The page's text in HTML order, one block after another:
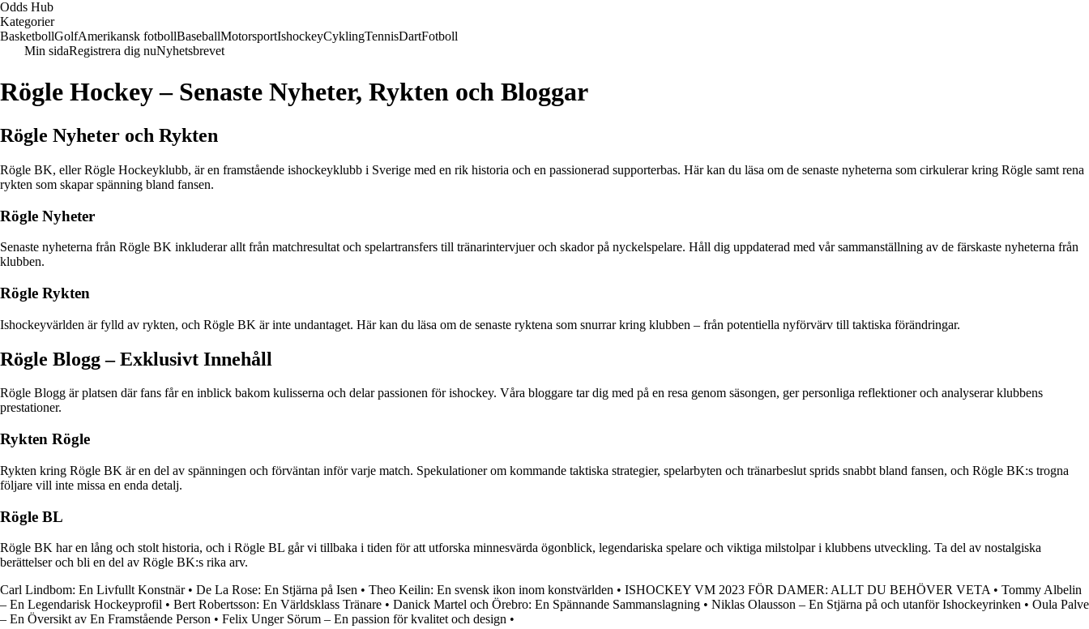
Odds Hub
Kategorier
BasketbollGolfAmerikansk fotbollBaseballMotorsportIshockeyCyklingTennisDartFotboll
Min sidaRegistrera dig nuNyhetsbrevet
Rögle Hockey – Senaste Nyheter, Rykten och Bloggar
Rögle Nyheter och Rykten
Rögle BK, eller Rögle Hockeyklubb, är en framstående ishockeyklubb i Sverige med en rik historia och en passionerad supporterbas. Här kan du läsa om de senaste nyheterna som cirkulerar kring Rögle samt rena
rykten som skapar spänning bland fansen.
Rögle Nyheter
Senaste nyheterna från Rögle BK inkluderar allt från matchresultat och spelartransfers till tränarintervjuer och skador på nyckelspelare. Håll dig uppdaterad med vår sammanställning av de färskaste nyheterna från
klubben.
Rögle Rykten
Ishockeyvärlden är fylld av rykten, och Rögle BK är inte undantaget. Här kan du läsa om de senaste ryktena som snurrar kring klubben – från potentiella nyförvärv till taktiska förändringar.
Rögle Blogg – Exklusivt Innehåll
Rögle Blogg är platsen där fans får en inblick bakom kulisserna och delar passionen för ishockey. Våra bloggare tar dig med på en resa genom säsongen, ger personliga reflektioner och analyserar klubbens
prestationer.
Rykten Rögle
Rykten kring Rögle BK är en del av spänningen och förväntan inför varje match. Spekulationer om kommande taktiska strategier, spelarbyten och tränarbeslut sprids snabbt bland fansen, och Rögle BK:s trogna
följare vill inte missa en enda detalj.
Rögle BL
Rögle BK har en lång och stolt historia, och i Rögle BL går vi tillbaka i tiden för att utforska minnesvärda ögonblick, legendariska spelare och viktiga milstolpar i klubbens utveckling. Ta del av nostalgiska
berättelser och bli en del av Rögle BK:s rika arv.
Carl Lindbom: En Livfullt Konstnär• De La Rose: En Stjärna på Isen • Theo Keilin: En svensk ikon inom konstvärlden • ISHOCKEY VM 2023 FÖR DAMER: ALLT DU BEHÖVER VETA • Tommy Albelin
– En Legendarisk Hockeyprofil • Bert Robertsson: En Världsklass Tränare • Danick Martel och Örebro: En Spännande Sammanslagning • Niklas Olausson – En Stjärna på och utanför Ishockeyrinken • Oula Palve
– En Översikt av En Framstående Person • Felix Unger Sörum – En passion för kvalitet och design •